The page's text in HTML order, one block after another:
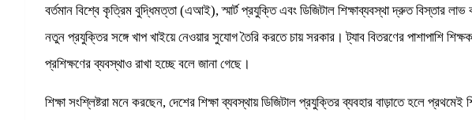
বর্তমান বিশ্বে কৃত্রিম বুদ্ধিমত্তা (এআই), স্মার্ট প্রযুক্তি এবং ডিজিটাল শিক্ষাব্যবস্থা দ্রুত বিস্তার
নতুন প্রযুক্তির সঙ্গে খাপ খাইয়ে নেওয়ার সুযোগ তৈরি করতে চায় সরকার। ট্যাব বিতরণের পাশাপাশি
প্রশিক্ষণের ব্যবস্থাও রাখা হচ্ছে বলে জানা গেছে।
শিক্ষা সংশ্লিষ্টরা মনে করছেন, দেশের শিক্ষা ব্যবস্থায় ডিজিটাল প্রযুক্তির ব্যবহার বাড়াতে হলে